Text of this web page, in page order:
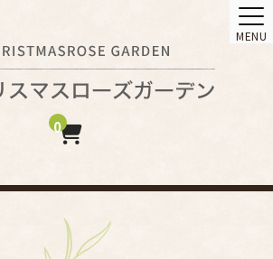
0
MENU